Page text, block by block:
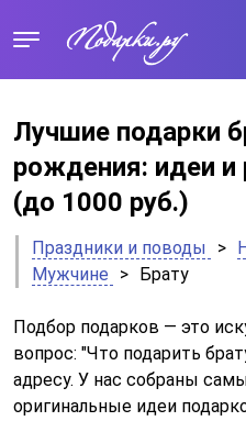
Лучшие подарки
рождения: идеи и
(до 1000 руб.)
Праздники и поводы >
Мужчине
> Брату
Подбор подарков — это
вопрос: "Что подарить
адресу. У нас собраны
оригинальные идеи